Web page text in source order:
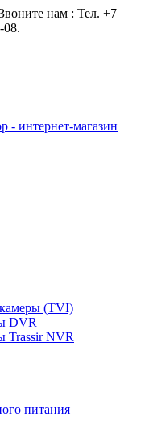
нам : Тел. +7
08.
(TVI)
DVR
Trassir NVR
питания